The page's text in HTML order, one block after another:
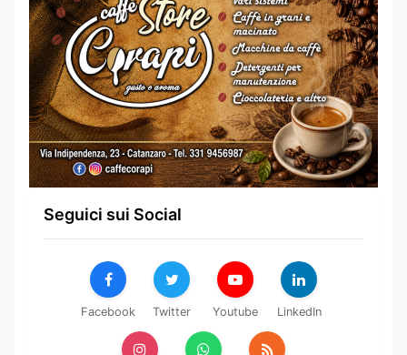
Seguici sui Social
Facebook Twitter Youtube LinkedIn